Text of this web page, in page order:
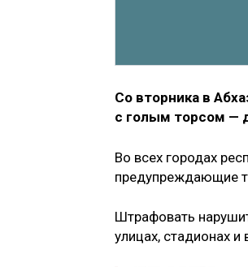
Со вторника в
с голым торсом —
Во всех городах
предупреждающие
Штрафовать
улицах, стадионах